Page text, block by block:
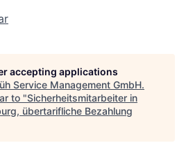
accepting applications
Service Management GmbH.
to "Sicherheitsmitarbeiter in
übertarifliche Bezahlung